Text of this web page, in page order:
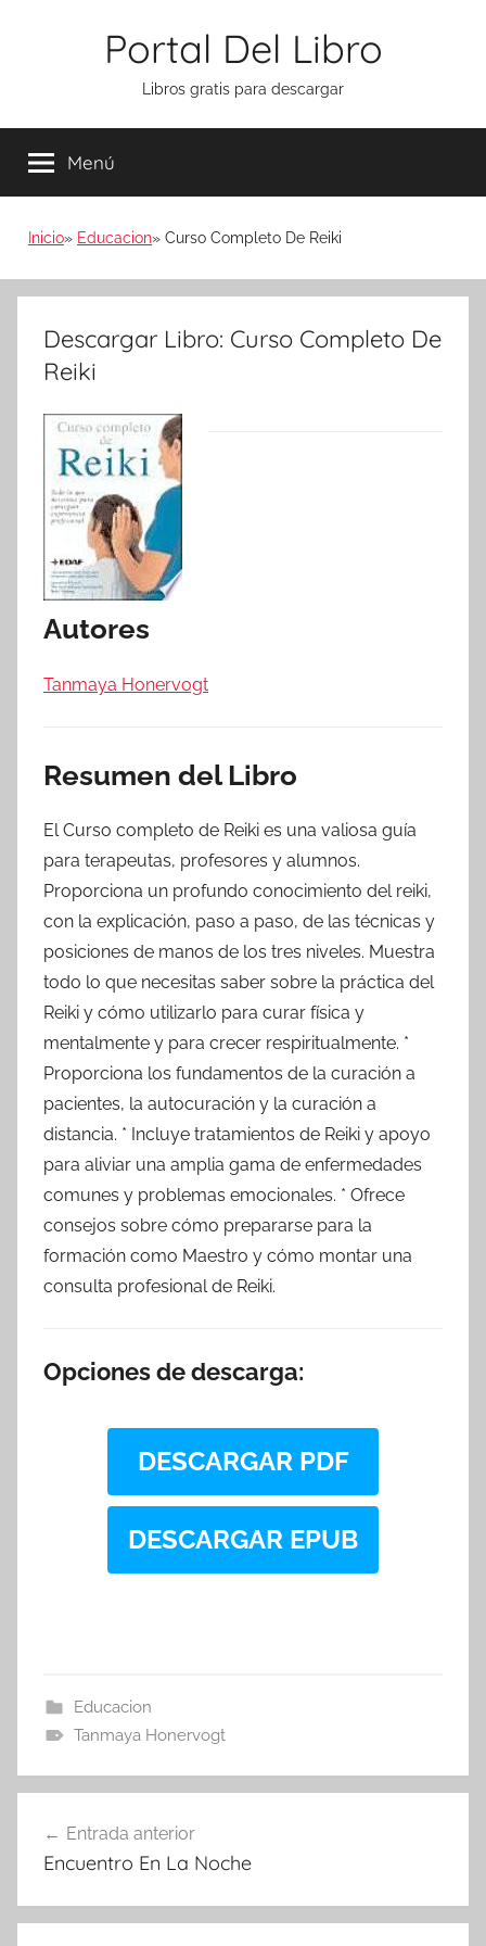
Portal Del Libro
Libros gratis para descargar
Menú
Inicio Educacion Curso Completo De Reiki
Descargar Libro: Curso Completo De
Reiki
Autores
Tanmaya Honervogt
Resumen del Libro
El Curso completo de Reiki es una valiosa guía
para terapeutas, profesores y alumnos.
Proporciona un profundo conocimiento del reiki,
con la explicación, paso a paso, de las técnicas y
posiciones de manos de los tres niveles. Muestra
todo lo que necesitas saber sobre la práctica del
Reiki y cómo utilizarlo para curar física y
mentalmente y para crecer respiritualmente. *
Proporciona los fundamentos de la curación a
pacientes, la autocuración y la curación a
distancia. * Incluye tratamientos de Reiki y apoyo
para aliviar una amplia gama de enfermedades
comunes y problemas emocionales. * Ofrece
consejos sobre cómo prepararse para la
formación como Maestro y cómo montar una
consulta profesional de Reiki.
Opciones de descarga:
DESCARGAR PDF
DESCARGAR EPUB
Educacion
Tanmaya Honervogt
de
Entrada anterior
Encuentro En La Noche